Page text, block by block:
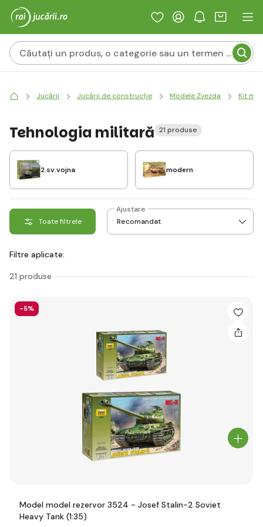
Jucării Jucării de construcție Modele Zvezda Kit
Tehnologia militară 21 produse
2.sv.vojna modern
Toate filtrele
Ajustare
Filtre aplicate:
21 produse
-5%
Model model rezervor 3524 - Josef Stalin-2 Soviet
Heavy Tank (1:35)